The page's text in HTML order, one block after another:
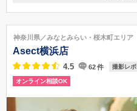
東京都渋谷区千駄ヶ谷3-2-4 ミッテウ
徒歩10分
050-5482-9969
神奈川県／みなとみらい・桜木町エリア
Asect横浜店
4.5 62件 撮影レ
オンライン相談OK